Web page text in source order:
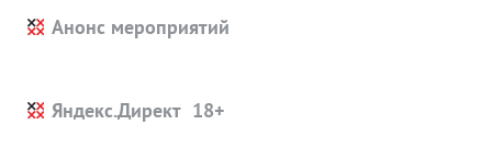
Анонс мероприятий
Яндекс.Директ